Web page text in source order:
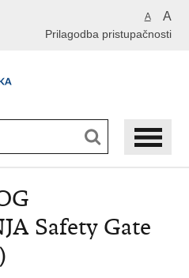
A A
Prilagodba pristupačnosti
Safety Gate